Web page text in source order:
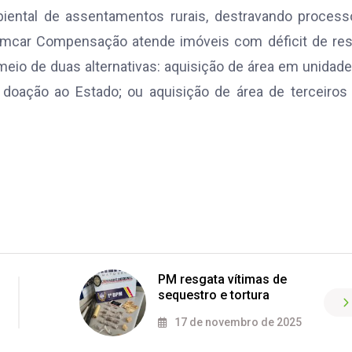
de assentamentos rurais, destravando
Compensação atende imóveis com déficit de
de duas alternativas: aquisição de área em
ao Estado; ou aquisição de área de terceiros
PM resgata vítimas de
sequestro e tortura
17 de novembro de 2025